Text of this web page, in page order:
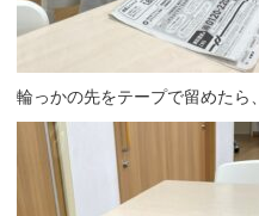
輪っかの先をテープで留めたら、